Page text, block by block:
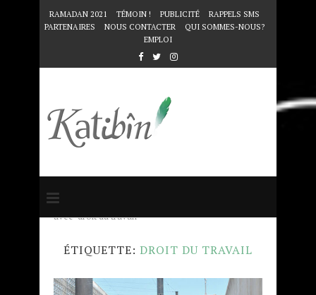
RAMADAN 2021 TÉMOIN ! PUBLICITÉ
RAPPELS SMS
PARTENAIRES
NOUS CONTACTER
QUI SOMMES-NOUS?
EMPLOI
Accueil
avec "droit du travail"
ÉTIQUETTE: DROIT DU TRAVAIL